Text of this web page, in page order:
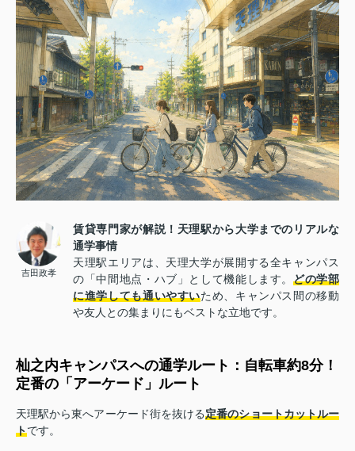
吉田政孝
賃貸専門家が解説！天理駅から大学までのリアルな
通学事情
天理駅エリアは、天理大学が展開する全キャンパス
の「中間地点・ハブ」として機能します。どの学部
に進学しても通いやすいため、キャンパス間の移動
や友人との集まりにもベストな立地です。
杣之内キャンパスへの通学ルート：自転車約8分！
定番の「アーケード」ルート
天理駅から東へアーケード街を抜ける定番のショートカットルー
トです。